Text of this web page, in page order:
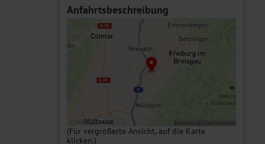
Anfahrtsbeschreibung
(Für vergrößerte Ansicht, auf die Karte
klicken.)